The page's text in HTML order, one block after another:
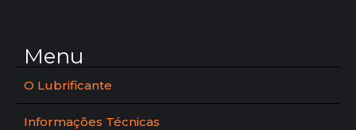
Menu
O Lubrificante
Informações Técnicas